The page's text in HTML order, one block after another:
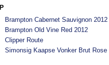
Brampton Cabernet Sauvignon 2012
Brampton Old Vine Red 2012
Clipper Route
Simonsig Kaapse Vonker Brut Rose